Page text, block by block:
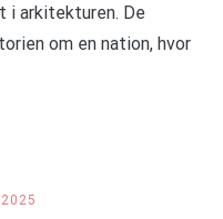
arkitekturen. De
om en nation, hvor